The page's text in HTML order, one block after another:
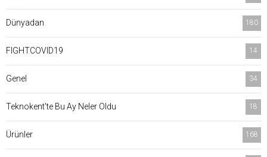
Dünyadan 180
FIGHTCOVID19 14
Genel 34
Teknokent'te Bu Ay Neler Oldu 18
Ürünler 168